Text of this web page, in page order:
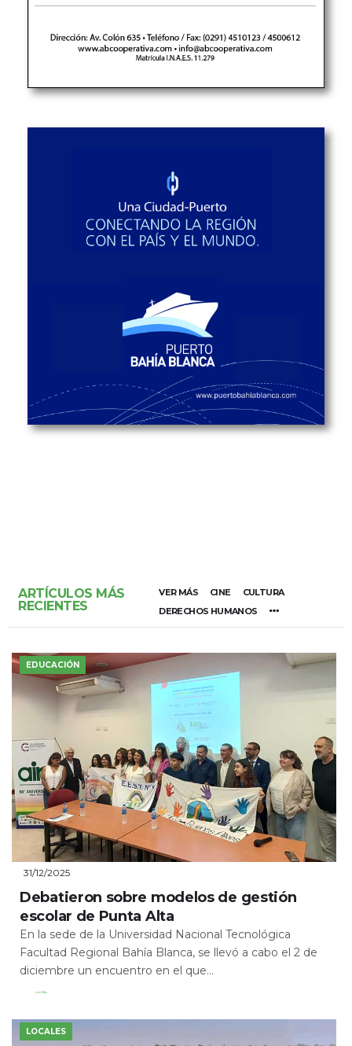
ARTÍCULOS MÁS
RECIENTES
VER MÁS CINE
CULTURA
DERECHOS HUMANOS
EDUCACIÓN
31/12/2025
Debatieron sobre modelos de gestión
escolar de Punta Alta
En la sede de la Universidad Nacional Tecnológica
Facultad Regional Bahía Blanca, se llevó a cabo el 2 de
diciembre un encuentro en el que...
Leer Más
LOCALES